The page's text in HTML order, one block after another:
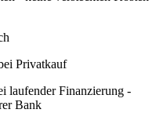
Privatkauf
laufender Finanzierung -
Bank